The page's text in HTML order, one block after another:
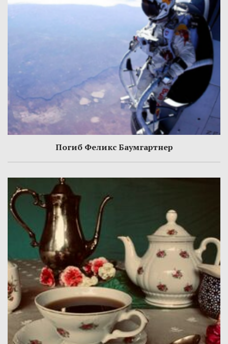
Погиб Феликс Баумгартнер